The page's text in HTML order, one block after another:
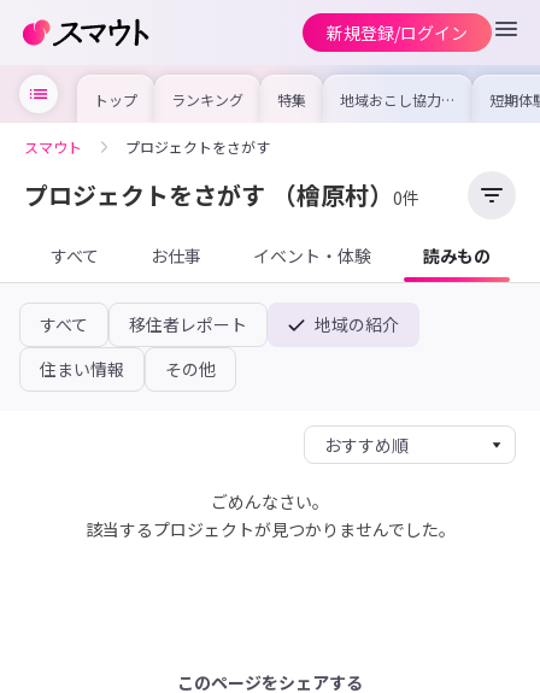
新規登録/ログイン
トップ ランキング 特集 地域おこし協力隊
の求人やイベント
を集めました！仕
けよう
短期体
り〜数
域を知
スマウト プロジェクトをさがす
プロジェクトをさがす （檜原村） 0件
すべて お仕事 イベント・体験 読みもの
すべて 移住者レポート
地域の紹介
住まい情報
その他
ごめんなさい。
該当するプロジェクトが見つかりませんでした。
このページをシェアする